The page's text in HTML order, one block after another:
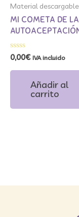
Material descargable
MI COMETA DE LA
Valorado
con
0
0,00€ IVA incluido
Añadir al
carrito